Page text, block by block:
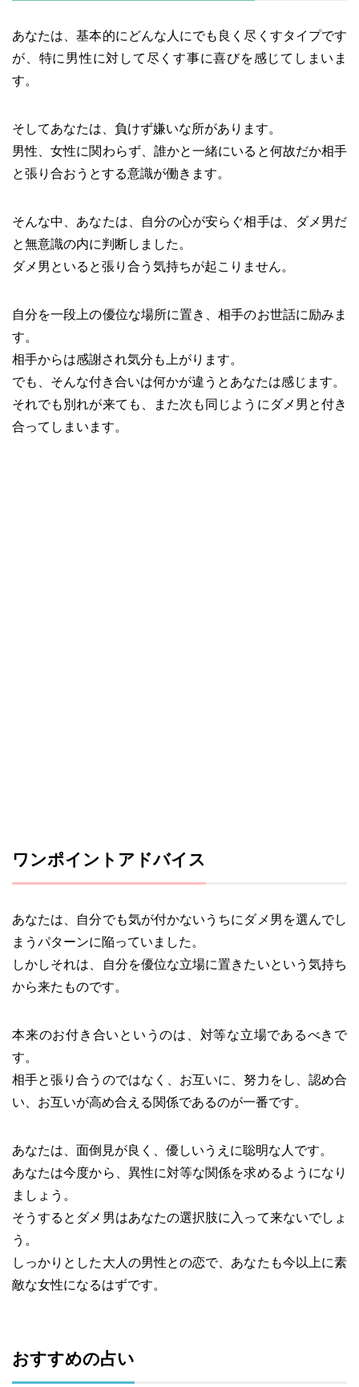
あなたは、基本的にどんな人にでも良く尽くすタイプです
が、特に男性に対して尽くす事に喜びを感じてしまいま
す。
そしてあなたは、負けず嫌いな所があります。
男性、女性に関わらず、誰かと一緒にいると何故だか相手
と張り合おうとする意識が働きます。
そんな中、あなたは、自分の心が安らぐ相手は、ダメ男だ
と無意識の内に判断しました。
ダメ男といると張り合う気持ちが起こりません。
自分を一段上の優位な場所に置き、相手のお世話に励みま
す。
相手からは感謝され気分も上がります。
でも、そんな付き合いは何かが違うとあなたは感じます。
それでも別れが来ても、また次も同じようにダメ男と付き
合ってしまいます。
ワンポイントアドバイス
あなたは、自分でも気が付かないうちにダメ男を選んでし
まうパターンに陥っていました。
しかしそれは、自分を優位な立場に置きたいという気持ち
から来たものです。
本来のお付き合いというのは、対等な立場であるべきで
す。
相手と張り合うのではなく、お互いに、努力をし、認め合
い、お互いが高め合える関係であるのが一番です。
あなたは、面倒見が良く、優しいうえに聡明な人です。
あなたは今度から、異性に対等な関係を求めるようになり
ましょう。
そうするとダメ男はあなたの選択肢に入って来ないでしょ
う。
しっかりとした大人の男性との恋で、あなたも今以上に素
敵な女性になるはずです。
おすすめの占い